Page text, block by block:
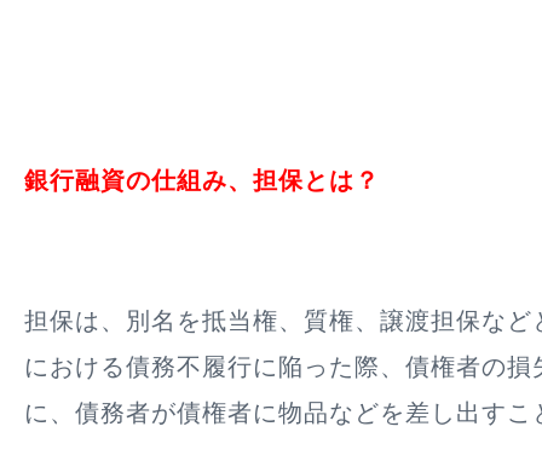
銀行融資の仕組み、担保とは？
担保は、別名を抵当権、質権、譲渡担保など
における債務不履行に陥った際、債権者の
に、 債務者が債権者に物品などを差し出すこ